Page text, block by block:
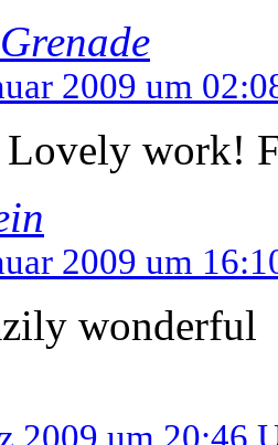
2009 um
work!
2009 um
wonderful